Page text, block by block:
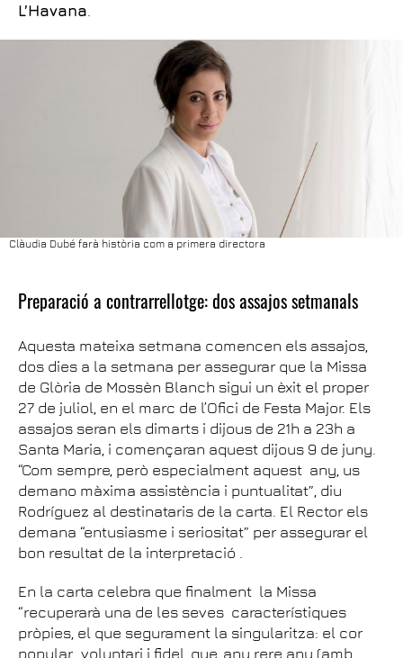
L’Havana.
Clàudia Dubé farà història com a primera directora
Preparació a contrarrellotge: dos assajos setmanals
Aquesta mateixa setmana comencen els assajos,
dos dies a la setmana per assegurar que la Missa
de Glòria de Mossèn Blanch sigui un èxit el proper
27 de juliol, en el marc de l’Ofici de Festa Major. Els
assajos seran els dimarts i dijous de 21h a 23h a
Santa Maria, i començaran aquest dijous 9 de juny.
“Com sempre, però especialment aquest any, us
demano màxima assistència i puntualitat”, diu
Rodríguez al destinataris de la carta. El Rector els
demana “entusiasme i seriositat” per assegurar el
bon resultat de la interpretació .
En la carta celebra que finalment la Missa
“recuperarà una de les seves característiques
pròpies, el que segurament la singularitza: el cor
popular, voluntari i fidel, que, any rere any (amb